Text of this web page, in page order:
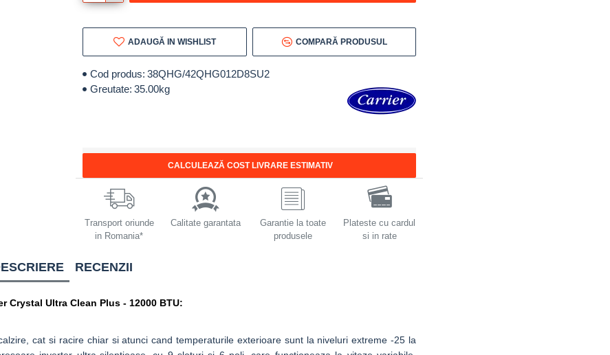
Cod produs: 38QHG/42QHG012D8SU2
Greutate: 35.00kg
ADAUGĂ IN WISHLIST COMPARĂ PRODUSUL
CALCULEAZĂ COST LIVRARE ESTIMATIV
Transport oriunde
in Romania*
Calitate garantata
Garantie la toate
produsele
Plateste cu cardul
si in rate
RECENZII
Crystal Ultra Clean Plus - 12000 BTU:
cat si racire chiar si atunci cand temperaturile exterioare sunt la niveluri extreme -25 la